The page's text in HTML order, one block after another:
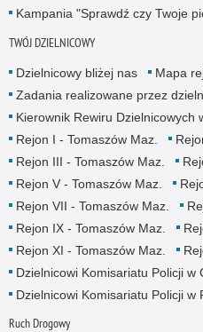
Kampania "Sprawdź czy Twoje
TWÓJ DZIELNICOWY
Dzielnicowy bliżej nas
Mapa
Zadania realizowane przez
Kierownik Rewiru Dzielnicowych
Rejon I - Tomaszów Maz.
Rejon III - Tomaszów Maz.
Rejon V - Tomaszów Maz.
Rejon VII - Tomaszów Maz.
Rejon IX - Tomaszów Maz.
Rejon XI - Tomaszów Maz.
Dzielnicowi Komisariatu Policji w
Dzielnicowi Komisariatu Policji w
Ruch Drogowy